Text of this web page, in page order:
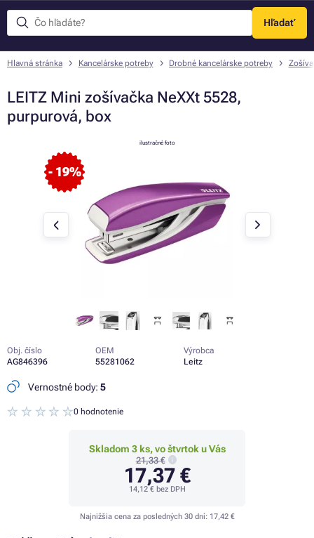
Hľadať
Menu
Hlavná stránka Kancelárske potreby Drobné kancelárske potreby
LEITZ Mini zošívačka NeXXt 5528,
purpurová, box
- 19%
ilustračné foto
Obj. číslo
AG846396
OEM
55281062
Výrobca
Leitz
Vernostné body: 5
0 hodnotenie
Skladom 3 ks, vo štvrtok u Vás
21,33 €
17,37 €
14,12 €bez DPH
Najnižšia cena za posledných 30 dní: 17,42 €